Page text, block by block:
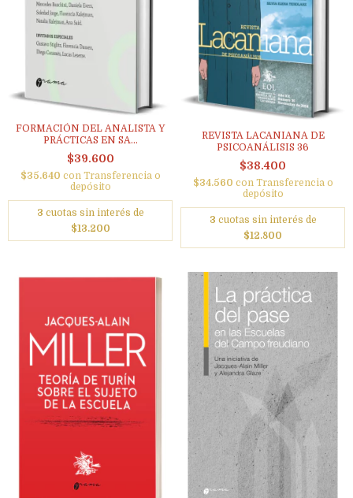
FORMACIÓN DEL ANALISTA Y
PRÁCTICAS EN SA...
$39.600
$35.640 con Transferencia o
depósito
3 cuotas sin interés de
$13.200
REVISTA LACANIANA DE
PSICOANÁLISIS 36
$38.400
$34.560 con Transferencia o
depósito
3 cuotas sin interés de
$12.800